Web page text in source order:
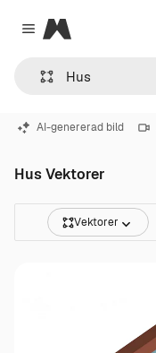
Close menu
Magnific
AI-genererad bild
Hus Vektorer
Vektorer